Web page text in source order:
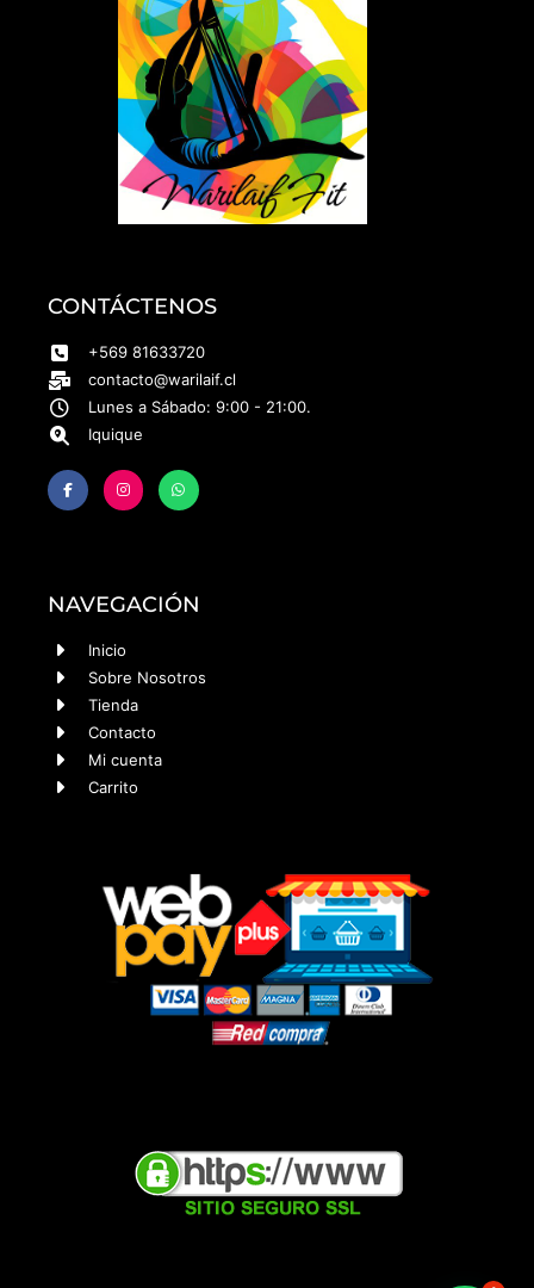
CONTÁCTENOS
+569 81633720
contacto@warilaif.cl
Lunes a Sábado: 9:00 - 21:00.
Iquique
NAVEGACIÓN
Inicio
Sobre Nosotros
Tienda
Contacto
Mi cuenta
Carrito